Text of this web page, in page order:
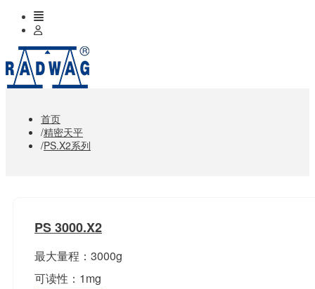
首页
精密天平
PS.X2系列
PS 3000.X2
最大量程：3000g
可读性：1mg